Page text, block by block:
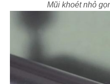
Mũi khoét nhỏ